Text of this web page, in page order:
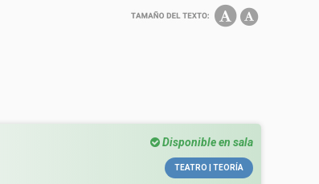
Disponible en sala
TEATRO | TEORÍA